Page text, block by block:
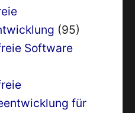
(95)
Software
für